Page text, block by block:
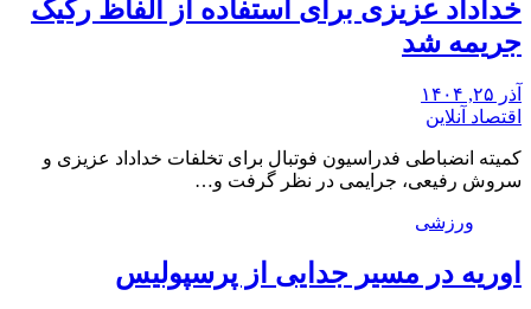
خداداد عزیزی برای استفاده از الفاظ رکیک
جریمه شد
آذر ۲۵, ۱۴۰۴
اقتصاد آنلاین
کمیته انضباطی فدراسیون فوتبال برای تخلفات خداداد عزیزی و
سروش رفیعی، جرایمی در نظر گرفت و…
ورزشی
اوریه در مسیر جدایی از پرسپولیس